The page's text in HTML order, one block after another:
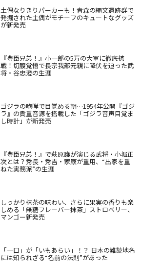
土偶なりきりパーカーも！青森の縄文遺跡群で
発掘された土偶がモチーフのキュートなグッズ
が新発売
『豊臣兄弟！』小一郎の5万の大軍に徹底抗
戦！切腹覚悟で長宗我部元親に降伏を迫った武
将・谷忠澄の生涯
ゴジラの咆哮で目覚める朝…1954年公開『ゴジ
ラ』の貴重音源を搭載した「ゴジラ音声目覚ま
し時計」が新発売
『豊臣兄弟！』で萩原護が演じる武将・小堀正
次とは？秀長・秀吉・家康が重用、“出家を重
ねた実務派”の生涯
しっかり抹茶の味わい、さらに果実の香りも楽
しめる「無糖フレーバー抹茶」ストロベリー、
マンゴー新発売
「一口」が「いもあらい」！？ 日本の難読地名
には知られざる“名前の法則”があった